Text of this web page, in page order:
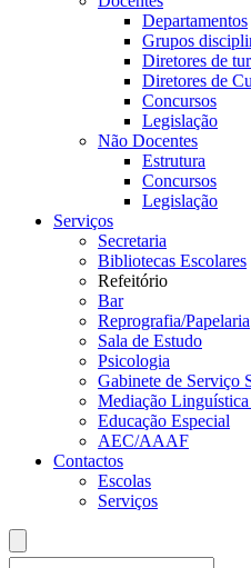
Departamentos
Grupos
Diretores de
Diretores de
Concursos
Legislação
Não Docentes
Estrutura
Concursos
Legislação
Serviços
Secretaria
Bibliotecas Escolares
Refeitório
Bar
Reprografia/Papelaria
Sala de Estudo
Psicologia
Gabinete de Serviço
Mediação
Educação Especial
AEC/AAAF
Contactos
Escolas
Serviços